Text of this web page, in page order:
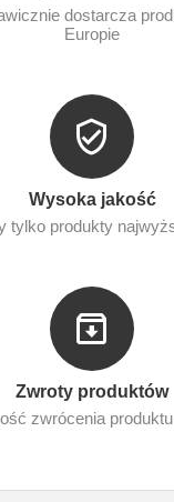
dostarcza
Europie
Wysoka jakość
tylko produkty
Zwroty produktów
zwrócenia